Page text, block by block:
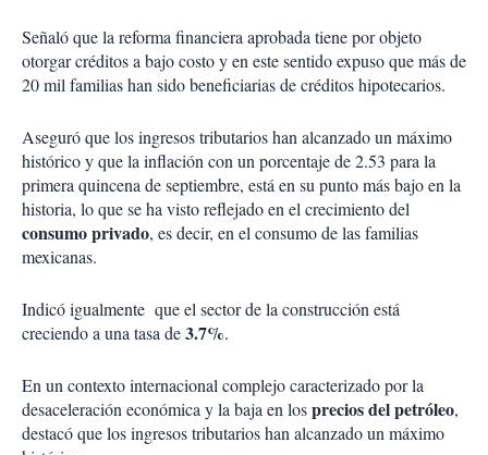
Señaló que la reforma financiera aprobada tiene por objeto
otorgar créditos a bajo costo y en este sentido expuso que más de
20 mil familias han sido beneficiarias de créditos hipotecarios.
Aseguró que los ingresos tributarios han alcanzado un máximo
histórico y que la inflación con un porcentaje de 2.53 para la
primera quincena de septiembre, está en su punto más bajo en la
historia, lo que se ha visto reflejado en el crecimiento del
consumo privado, es decir, en el consumo de las familias
mexicanas.
Indicó igualmente que el sector de la construcción está
creciendo a una tasa de3.7%.
En un contexto internacional complejo caracterizado por la
desaceleración económica y la baja en losprecios del petróleo,
destacó que los ingresos tributarios han alcanzado un máximo